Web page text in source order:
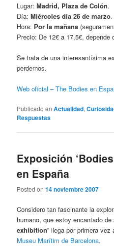
Lugar:Madrid, Plaza de Colón.
Día:Miércoles día 26 de marzo.
Hora: Por la mañana
Precio: De 12€ a 17,5€, depende
Se trata de una interesantísima
perdernos.
Web oficial – The Bodies en
Publicado en Actualidad,
Respuestas
Exposición
en España
Posted on14 noviembre 2007
Considero tan fascinante la
humano, que estoy encantado de
exhibition” llega por primera
Museu Marítim de Barcelona.